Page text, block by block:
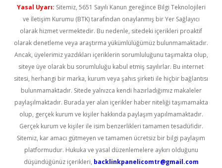
Yasal Uyarı: Sitemiz, 5651 Sayılı Kanun gereğince Bilgi Teknolojileri
ve İletişim Kurumu (BTK) tarafından onaylanmış bir Yer Sağlayıcı
olarak hizmet vermektedir. Bu nedenle, sitedeki içerikleri proaktif
olarak denetleme veya araştırma yükümlülüğümüz bulunmamaktadır.
Ancak, üyelerimiz yazdıkları içeriklerin sorumluluğunu taşımakta olup,
siteye üye olarak bu sorumluluğu kabul etmiş sayılırlar. Bu internet
sitesi, herhangi bir marka, kurum veya şahıs şirketi ile hiçbir bağlantısı
bulunmamaktadır. Sitede yalnızca kendi hazırladığımız makaleler
paylaşılmaktadır. Burada yer alan içerikler haber niteliği taşımamakta
olup, gerçek kurum ve kişiler hakkında paylaşım yapılmamaktadır.
Gerçek kurum ve kişiler ile isim benzerlikleri tamamen tesadüfidir.
Sitemiz, kar amacı gütmeyen ve tamamen ücretsiz bir bilgi paylaşım
platformudur. Hukuka ve yasal düzenlemelere aykırı olduğunu
düşündüğünüz içerikleri, backlinkpanelicomtr@gmail.com